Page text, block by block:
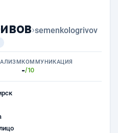
›semenkologrivov
КОММУНИКАЦИЯ
-/10